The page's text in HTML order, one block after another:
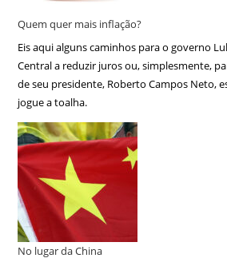
Quem quer mais inflação?
Eis aqui alguns caminhos para o governo
Central a reduzir juros ou, simplesmente,
de seu presidente, Roberto Campos Neto,
jogue a toalha.
No lugar da China